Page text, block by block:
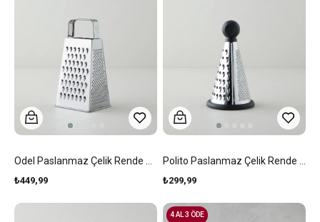
₺449,99 ₺299,99
4 AL 3 ÖDE